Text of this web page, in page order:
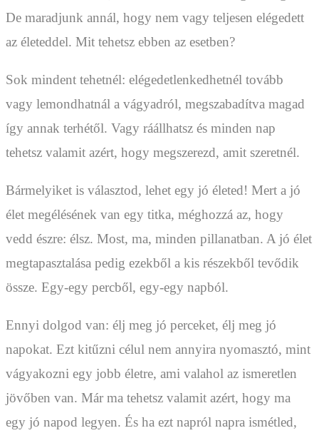
De maradjunk annál, hogy nem vagy teljesen elégedett
az életeddel. Mit tehetsz ebben az esetben?
Sok mindent tehetnél: elégedetlenkedhetnél tovább
vagy lemondhatnál a vágyadról, megszabadítva magad
így annak terhétől. Vagy ráállhatsz és minden nap
tehetsz valamit azért, hogy megszerezd, amit szeretnél.
Bármelyiket is választod, lehet egy jó életed! Mert a jó
élet megélésének van egy titka, méghozzá az, hogy
vedd észre: élsz. Most, ma, minden pillanatban. A jó élet
megtapasztalása pedig ezekből a kis részekből tevődik
össze. Egy-egy percből, egy-egy napból.
Ennyi dolgod van: élj meg jó perceket, élj meg jó
napokat. Ezt kitűzni célul nem annyira nyomasztó, mint
vágyakozni egy jobb életre, ami valahol az ismeretlen
jövőben van. Már ma tehetsz valamit azért, hogy ma
egy jó napod legyen. És ha ezt napról napra ismétled,